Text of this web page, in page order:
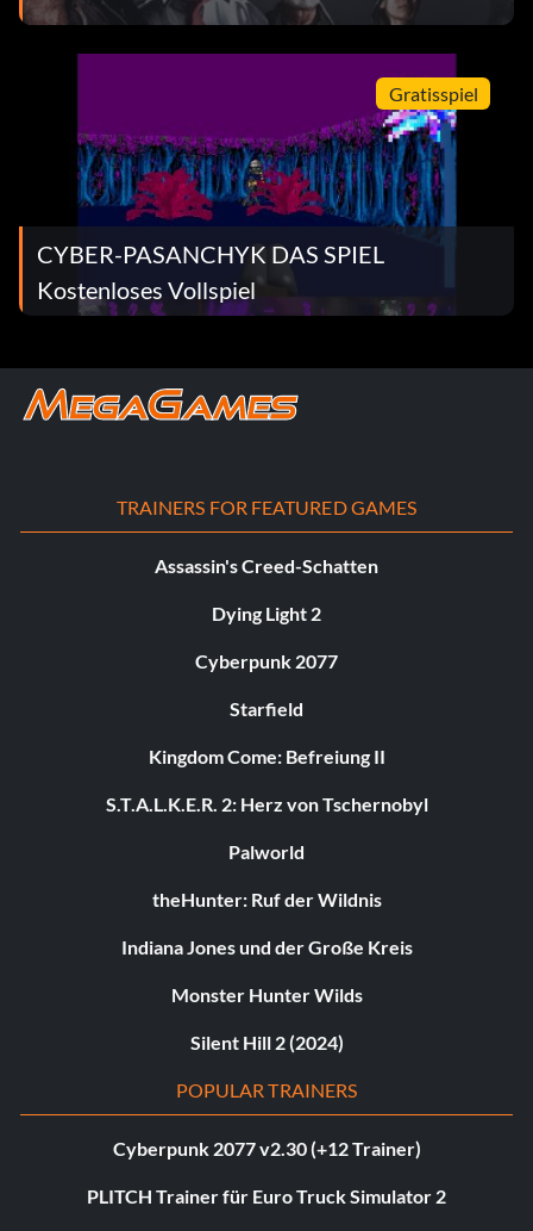
Gratisspiel
CYBER-PASANCHYK DAS SPIEL
Kostenloses Vollspiel
TRAINERS FOR FEATURED GAMES
Assassin's Creed-Schatten
Dying Light 2
Cyberpunk 2077
Starfield
Kingdom Come: Befreiung II
S.T.A.L.K.E.R. 2: Herz von Tschernobyl
Palworld
theHunter: Ruf der Wildnis
Indiana Jones und der Große Kreis
Monster Hunter Wilds
Silent Hill 2 (2024)
POPULAR TRAINERS
Cyberpunk 2077 v2.30 (+12 Trainer)
PLITCH Trainer für Euro Truck Simulator 2